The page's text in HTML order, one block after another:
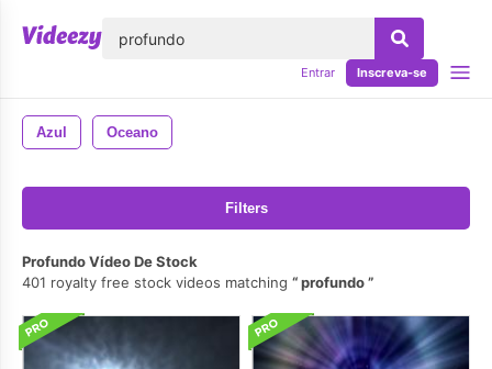
Entrar Inscreva-se
Azul Oceano
Filters
Profundo Vídeo De Stock
401 royalty free stock videos matching
profundo